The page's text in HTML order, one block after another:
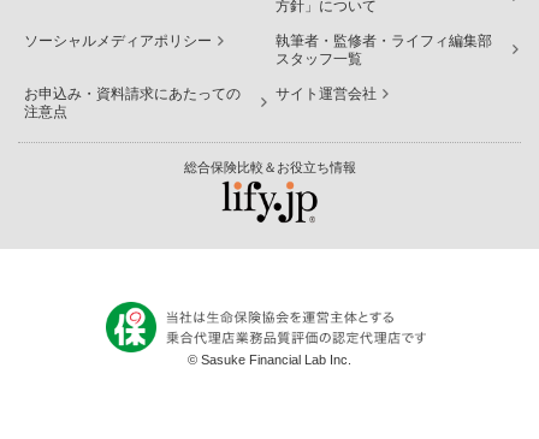
方針」について
ソーシャルメディアポリシー
執筆者・監修者・ライフィ編集部
スタッフ一覧
お申込み・資料請求にあたっての
注意点
サイト運営会社
総合保険比較＆お役立ち情報
© Sasuke Financial Lab Inc.